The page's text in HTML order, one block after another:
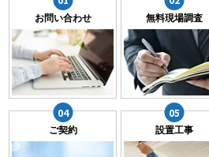
お問い合わせ 無料現場調査
ご契約 設置工事